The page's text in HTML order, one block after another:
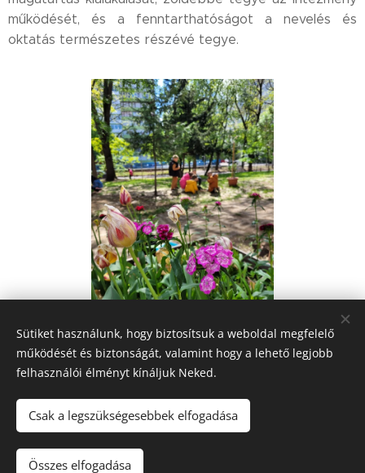
működését, és a fenntarthatóságot a nevelés és
oktatás természetes részévé tegye.
Nyíregyházi Bem József Általános Iskola Kazinczy Ferenc
Sütiket használunk, hogy biztosítsuk a weboldal megfelelő
működését és biztonságát, valamint hogy a lehető legjobb
felhasználói élményt kínáljuk Neked.
Csak a legszükségesebbek elfogadása
Összes elfogadása